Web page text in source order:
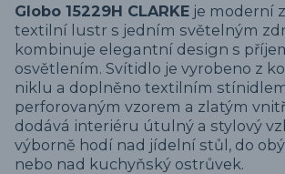
Globo 15229H CLARKE je moderní
textilní lustr s jedním světelným
kombinuje elegantní design s
osvětlením. Svítidlo je vyrobeno z
niklu a doplněno textilním
perforovaným vzorem a zlatým
dodává interiéru útulný a stylový
výborně hodí nad jídelní stůl, do
nebo nad kuchyňský ostrůvek.